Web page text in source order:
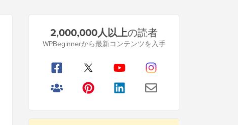
サ
2,000,000人以上の読者
WPBeginnerから最新コンテンツを入手